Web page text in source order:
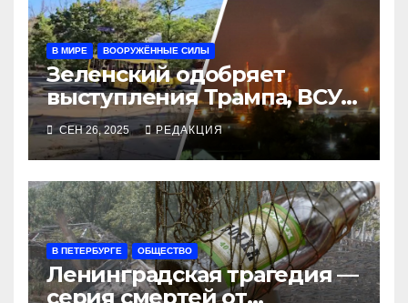
В МИРЕ ВООРУЖЁННЫЕ СИЛЫ
Зеленский одобряет
выступления Трампа, ВСУ
закрыли Добропольский
рубеж
СЕН 26, 2025 РЕДАКЦИЯ
В ПЕТЕРБУРГЕ ОБЩЕСТВО
Ленинградская трагедия —
серия смертей от